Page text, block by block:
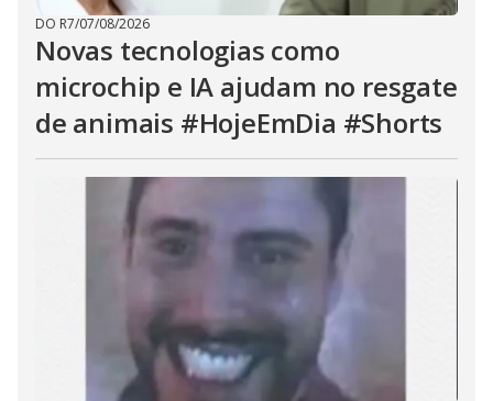
DO R7/07/08/2026
Novas tecnologias como
microchip e IA ajudam no resgate
de animais #HojeEmDia #Shorts